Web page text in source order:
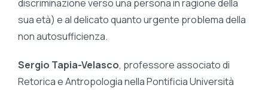
discriminazione verso una persona in ragione della
sua età) e al delicato quanto urgente problema della
non autosufficienza.
Sergio Tapia-Velasco, professore associato di
Retorica e Antropologia nella Pontificia Università